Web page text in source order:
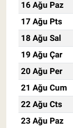
16 Ağu Paz
17 Ağu Pts
18 Ağu Sal
19 Ağu Çar
20 Ağu Per
21 Ağu Cum
22 Ağu Cts
23 Ağu Paz